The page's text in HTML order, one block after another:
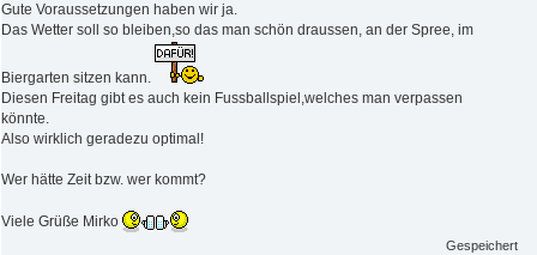
Gute Voraussetzungen haben wir ja.
Das Wetter soll so bleiben,so das man schön draussen, an der Spree, im
Biergarten sitzen kann.
Diesen Freitag gibt es auch kein Fussballspiel,welches man verpassen
könnte.
Also wirklich geradezu optimal!
Wer hätte Zeit bzw. wer kommt?
Viele Grüße Mirko
Gespeichert